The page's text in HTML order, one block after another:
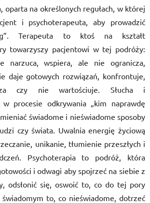
oparta na określonych regułach, w której
i psychoterapeuta, aby prowadzić
Terapeuta to ktoś na kształt
towarzyszy pacjentowi w tej podróży:
narzuca, wspiera, ale nie ogranicza,
daje gotowych rozwiązań, konfrontuje,
czy nie wartościuje. Słucha i
w procesie odkrywania „kim naprawdę
świadome i nieświadome sposoby
czy świata. Uwalnia energię życiową
unikanie, tłumienie przeszłych i
Psychoterapia to podróż, która
i odwagi aby spojrzeć na siebie z
odsłonić się, oswoić to, co do tej pory
świadomym to, co nieświadome, dotrzeć